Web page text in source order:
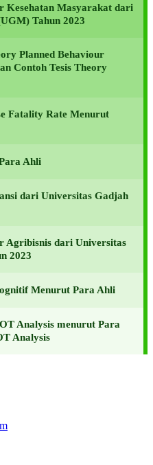
Kesehatan Masyarakat dari
Tahun 2023
Planned Behaviour
Contoh Tesis Theory
Fatality Rate Menurut
Ahli
dari Universitas Gadjah
Agribisnis dari Universitas
2023
Menurut Para Ahli
Analysis menurut Para
Analysis